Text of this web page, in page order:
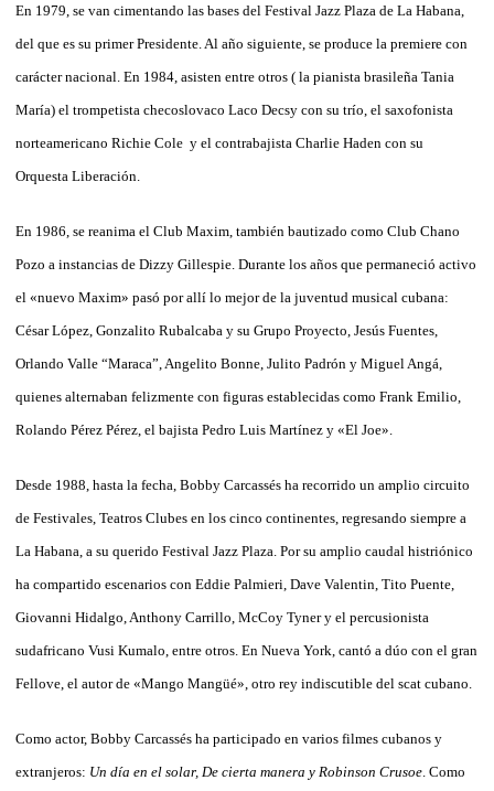
En 1979, se van cimentando las bases del Festival Jazz Plaza de La Habana,
del que es su primer Presidente. Al año siguiente, se produce la premiere con
carácter nacional. En 1984, asisten entre otros ( la pianista brasileña Tania
María) el trompetista checoslovaco Laco Decsy con su trío, el saxofonista
norteamericano Richie Cole y el contrabajista Charlie Haden con su
Orquesta Liberación.
En 1986, se reanima el Club Maxim, también bautizado como Club Chano
Pozo a instancias de Dizzy Gillespie. Durante los años que permaneció activo
el «nuevo Maxim» pasó por allí lo mejor de la juventud musical cubana:
César López, Gonzalito Rubalcaba y su Grupo Proyecto, Jesús Fuentes,
Orlando Valle “Maraca”, Angelito Bonne, Julito Padrón y Miguel Angá,
quienes alternaban felizmente con figuras establecidas como Frank Emilio,
Rolando Pérez Pérez, el bajista Pedro Luis Martínez y «El Joe».
Desde 1988, hasta la fecha, Bobby Carcassés ha recorrido un amplio circuito
de Festivales, Teatros Clubes en los cinco continentes, regresando siempre a
La Habana, a su querido Festival Jazz Plaza. Por su amplio caudal histriónico
ha compartido escenarios con Eddie Palmieri, Dave Valentin, Tito Puente,
Giovanni Hidalgo, Anthony Carrillo, McCoy Tyner y el percusionista
sudafricano Vusi Kumalo, entre otros. En Nueva York, cantó a dúo con el gran
Fellove, el autor de «Mango Mangüé», otro rey indiscutible del scat cubano.
Como actor, Bobby Carcassés ha participado en varios filmes cubanos y
extranjeros: Un día en el solar, De cierta manera y Robinson Crusoe . Como